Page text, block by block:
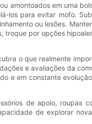
amontoados em uma
los para evitar mofo.
ou lesões.
por opções
o que realmente
e avaliações da
e em constante
de apoio, roupas
de explorar